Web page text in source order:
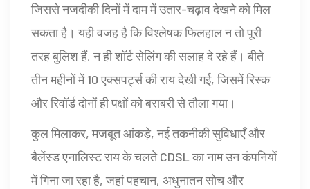
जिससे नजदीकी दिनों में दाम में उतार-चढ़ाव देखने को मिल
सकता है। यही वजह है कि विश्लेषक फिलहाल न तो पूरी
तरह बुलिश हैं, न ही शॉर्ट सेलिंग की सलाह दे रहे हैं। बीते
तीन महीनों में 10 एक्सपर्ट्स की राय देखी गई, जिसमें रिस्क
और रिवॉर्ड दोनों ही पक्षों को बराबरी से तौला गया।
कुल मिलाकर, मजबूत आंकड़े, नई तकनीकी सुविधाएँ और
बैलेंस्ड एनालिस्ट राय के चलते CDSL का नाम उन कंपनियों
में गिना जा रहा है, जहां पहचान, अधुनातन सोच और